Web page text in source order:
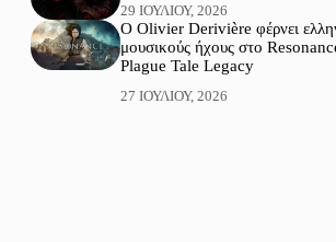
29 ΙΟΥΛΊΟΥ, 2026
Ο Olivier Derivière φέρνει
μουσικούς ήχους στο
Plague Tale Legacy
27 ΙΟΥΛΊΟΥ, 2026